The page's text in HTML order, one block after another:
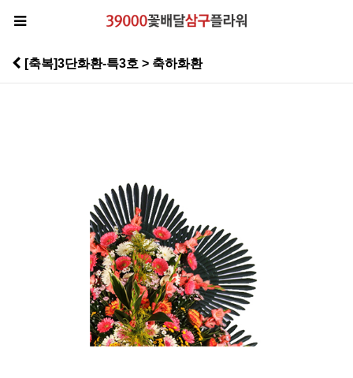
[축복]3단화환-특3호 > 축하화환